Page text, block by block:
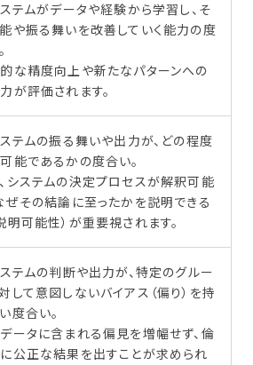
テムがデータや経験から学習し、そ
や振る舞いを改善していく能力の度
な精度向上や新たなパターンへの
が評価されます。
テムの振る舞いや出力が、どの程度
能であるかの度合い。
システムの決定プロセスが解釈可能
ぜその結論に至ったかを説明できる
明可能性）が重要視されます。
テムの判断や出力が、特定のグルー
して意図しないバイアス（偏り）を持
度合い。
ータに含まれる偏見を増幅せず、倫
公正な結果を出すことが求められ